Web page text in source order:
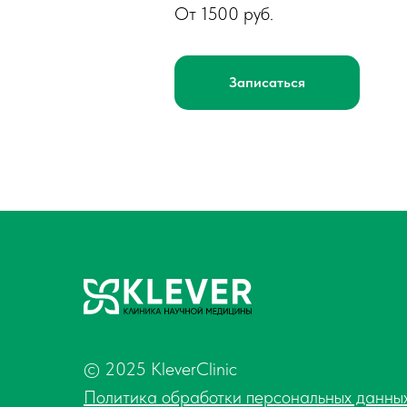
От 1500 руб.
Записаться
© 2025 KleverClinic
Политика обработки персональных